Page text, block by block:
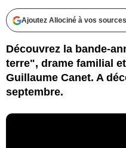
Ajoutez Allociné à vos
Découvrez la bande-
terre", drame familial
Guillaume Canet. A
septembre.